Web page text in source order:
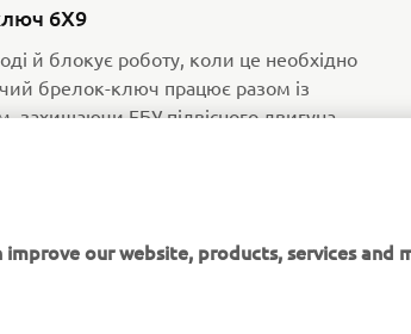
6X9
й блокує роботу, коли це необхідно
брелок-ключ працює разом із
захищаючи ЕБУ підвісного двигуна,
our website, products, services and